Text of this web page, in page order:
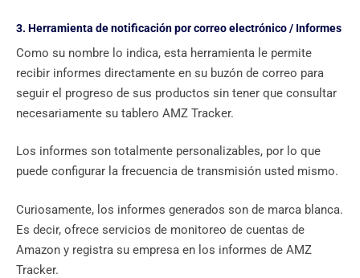
3. Herramienta de notificación por correo electrónico / Informes
Como su nombre lo indica, esta herramienta le permite
recibir informes directamente en su buzón de correo para
seguir el progreso de sus productos sin tener que consultar
necesariamente su tablero AMZ Tracker.
Los informes son totalmente personalizables, por lo que
puede configurar la frecuencia de transmisión usted mismo.
Curiosamente, los informes generados son de marca blanca.
Es decir, ofrece servicios de monitoreo de cuentas de
Amazon y registra su empresa en los informes de AMZ
Tracker.